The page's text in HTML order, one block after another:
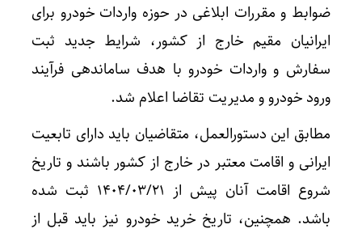
ضوابط و مقررات ابلاغی در حوزه واردات خودرو برای
ایرانیان مقیم خارج از کشور، شرایط جدید ثبت
سفارش و واردات خودرو با هدف ساماندهی فرآیند
ورود خودرو و مدیریت تقاضا اعلام شد.
مطابق این دستورالعمل، متقاضیان باید دارای تابعیت
ایرانی و اقامت معتبر در خارج از کشور باشند و تاریخ
شروع اقامت آنان پیش از 1404/03/21 ثبت شده
باشد. همچنین، تاریخ خرید خودرو نیز باید قبل از